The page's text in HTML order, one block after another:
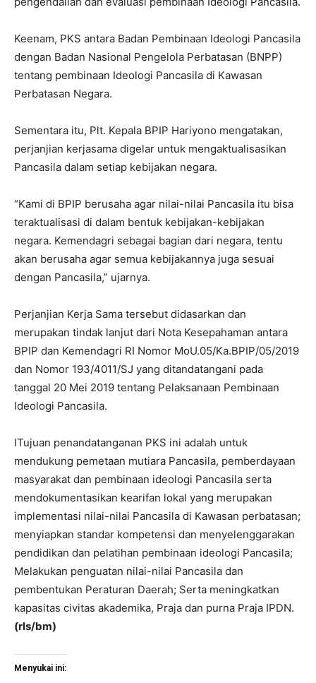
Keenam, PKS antara Badan Pembinaan Ideologi Pancasila
dengan Badan Nasional Pengelola Perbatasan (BNPP)
tentang pembinaan Ideologi Pancasila di Kawasan
Perbatasan Negara.
Sementara itu, Plt. Kepala BPIP Hariyono mengatakan,
perjanjian kerjasama digelar untuk mengaktualisasikan
Pancasila dalam setiap kebijakan negara.
“Kami di BPIP berusaha agar nilai-nilai Pancasila itu bisa
teraktualisasi di dalam bentuk kebijakan-kebijakan
negara. Kemendagri sebagai bagian dari negara, tentu
akan berusaha agar semua kebijakannya juga sesuai
dengan Pancasila,” ujarnya.
Perjanjian Kerja Sama tersebut didasarkan dan
merupakan tindak lanjut dari Nota Kesepahaman antara
BPIP dan Kemendagri RI Nomor MoU.05/Ka.BPIP/05/2019
dan Nomor 193/4011/SJ yang ditandatangani pada
tanggal 20 Mei 2019 tentang Pelaksanaan Pembinaan
Ideologi Pancasila.
ITujuan penandatanganan PKS ini adalah untuk
mendukung pemetaan mutiara Pancasila, pemberdayaan
masyarakat dan pembinaan ideologi Pancasila serta
mendokumentasikan kearifan lokal yang merupakan
implementasi nilai-nilai Pancasila di Kawasan perbatasan;
menyiapkan standar kompetensi dan menyelenggarakan
pendidikan dan pelatihan pembinaan ideologi Pancasila;
Melakukan penguatan nilai-nilai Pancasila dan
pembentukan Peraturan Daerah; Serta meningkatkan
kapasitas civitas akademika, Praja dan purna Praja IPDN.
(rls/bm)
Menyukai ini: